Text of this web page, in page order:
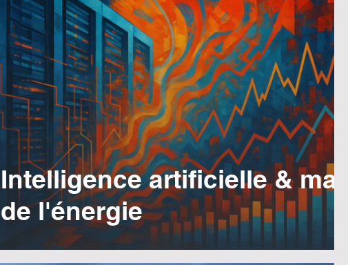
Intelligence artificielle &
de l'énergie